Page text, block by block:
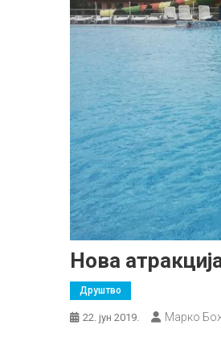
Нова
Друштво
22. јун 2019. Марко